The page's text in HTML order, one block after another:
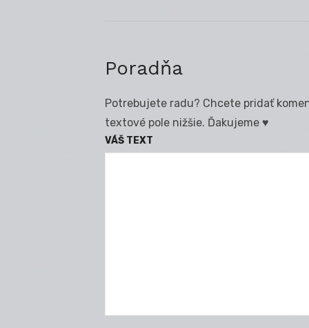
Poradňa
Potrebujete radu? Chcete pridať
textové pole nižšie. Ďakujeme ♥
VÁŠ TEXT